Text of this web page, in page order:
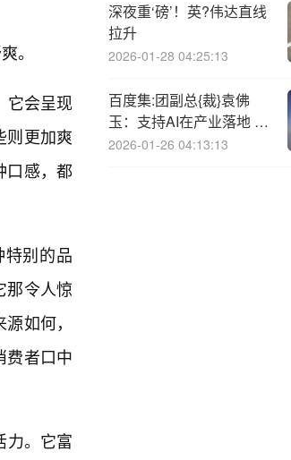
。
它会呈现
则更加爽
口感，都
别的品
那令人惊
如何，
费者口中
力。它富
深夜重‘磅’！英?伟达直线
拉升
2026-01-28 04:25:13
百度集:团副总{裁}袁佛
玉：支持AI在产业落地 拥
抱无限智能生产力
2026-01-26 04:13:13